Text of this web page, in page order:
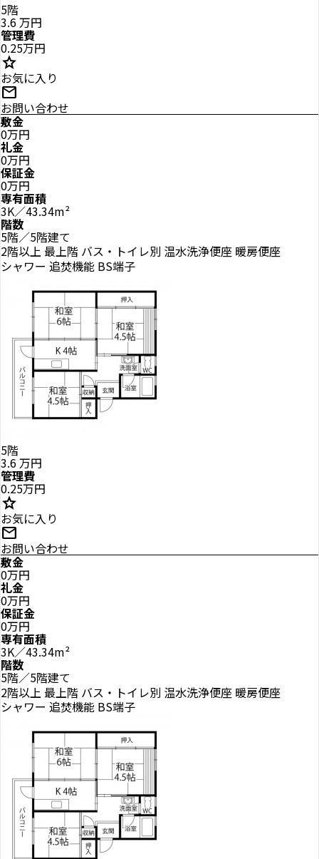
5階
3.6万円
管理費
0.25万円
star
お気に入り
mail
お問い合わせ
敷金
0万円
礼金
0万円
保証金
0万円
専有面積
3K／43.34m²
階数
5階／5階建て
2階以上 最上階 バス・トイレ別 温水洗浄便座 暖房便座
シャワー 追焚機能 BS端子
5階
3.6万円
管理費
0.25万円
star
お気に入り
mail
お問い合わせ
敷金
0万円
礼金
0万円
保証金
0万円
専有面積
3K／43.34m²
階数
5階／5階建て
2階以上 最上階 バス・トイレ別 温水洗浄便座 暖房便座
シャワー 追焚機能 BS端子